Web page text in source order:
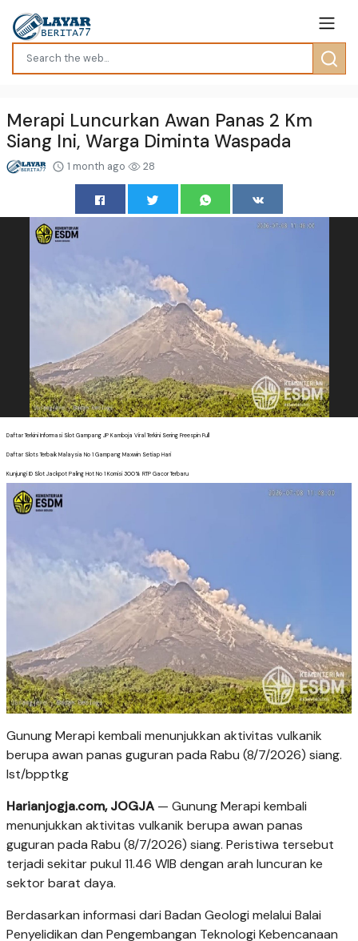
Merapi Luncurkan Awan Panas 2 Km
Siang Ini, Warga Diminta Waspada
1 month ago 28
Daftar Terkini Informasi Slot Gampang JP Kamboja Viral Terkini Sering Freespin Full
Daftar Slots Terbaik Malaysia No 1 Gampang Maxwin Setiap Hari
Kunjungi ID Slot Jackpot Paling Hot No 1 Komisi 300% RTP Gacor Terbaru
Gunung Merapi kembali menunjukkan aktivitas vulkanik
berupa awan panas guguran pada Rabu (8/7/2026) siang.
Ist/bpptkg
Harianjogja.com, JOGJA — Gunung Merapi kembali
menunjukkan aktivitas vulkanik berupa awan panas
guguran pada Rabu (8/7/2026) siang. Peristiwa tersebut
terjadi sekitar pukul 11.46 WIB dengan arah luncuran ke
sektor barat daya.
Berdasarkan informasi dari Badan Geologi melalui Balai
Penyelidikan dan Pengembangan Teknologi Kebencanaan